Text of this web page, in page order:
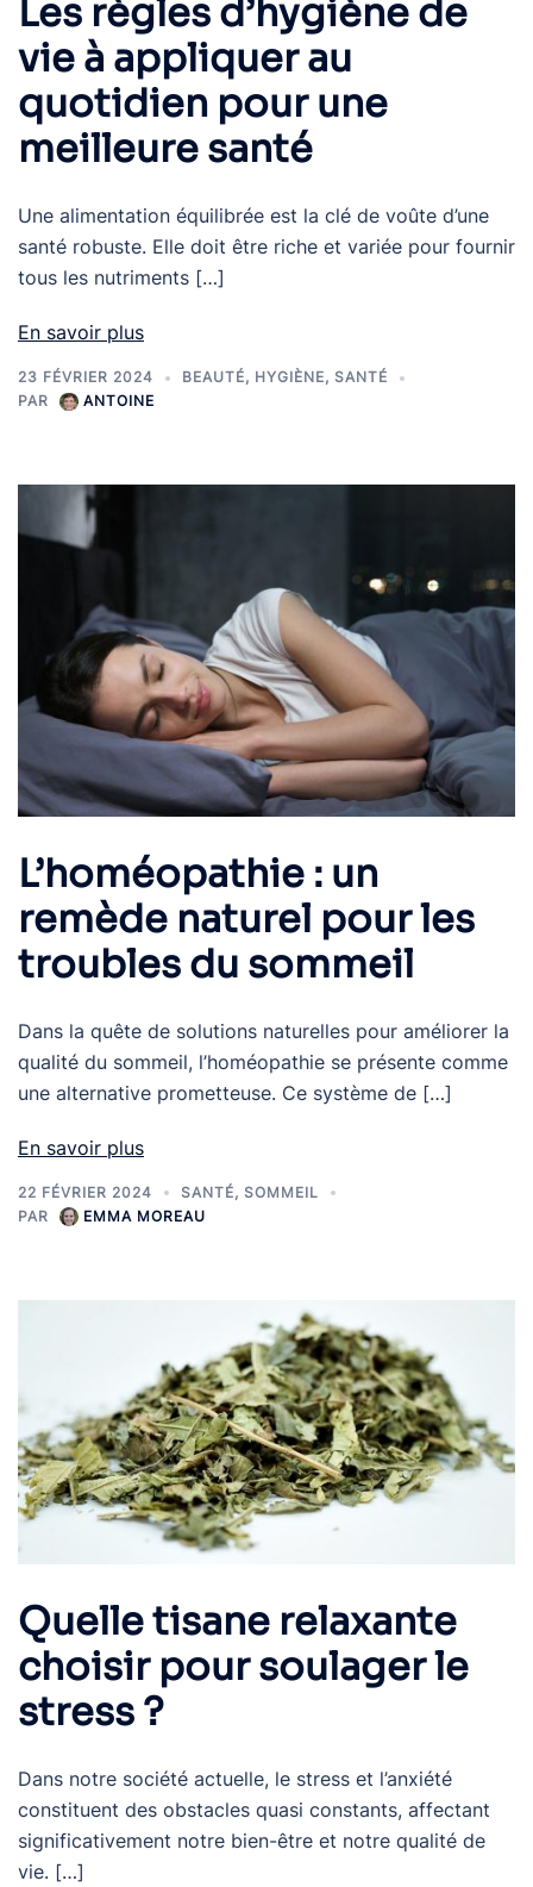
Les règles d’hygiène de
vie à appliquer au
quotidien pour une
meilleure santé
Une alimentation équilibrée est la clé de voûte d’une
santé robuste. Elle doit être riche et variée pour fournir
tous les nutriments […]
En savoir plus
23 FÉVRIER 2024 BEAUTÉ, HYGIÈNE, SANTÉ
PAR
ANTOINE
L’homéopathie : un
remède naturel pour les
troubles du sommeil
Dans la quête de solutions naturelles pour améliorer la
qualité du sommeil, l’homéopathie se présente comme
une alternative prometteuse. Ce système de […]
En savoir plus
22 FÉVRIER 2024 SANTÉ, SOMMEIL
PAR
EMMA MOREAU
Quelle tisane relaxante
choisir pour soulager le
stress ?
Dans notre société actuelle, le stress et l’anxiété
constituent des obstacles quasi constants, affectant
significativement notre bien-être et notre qualité de
vie. […]